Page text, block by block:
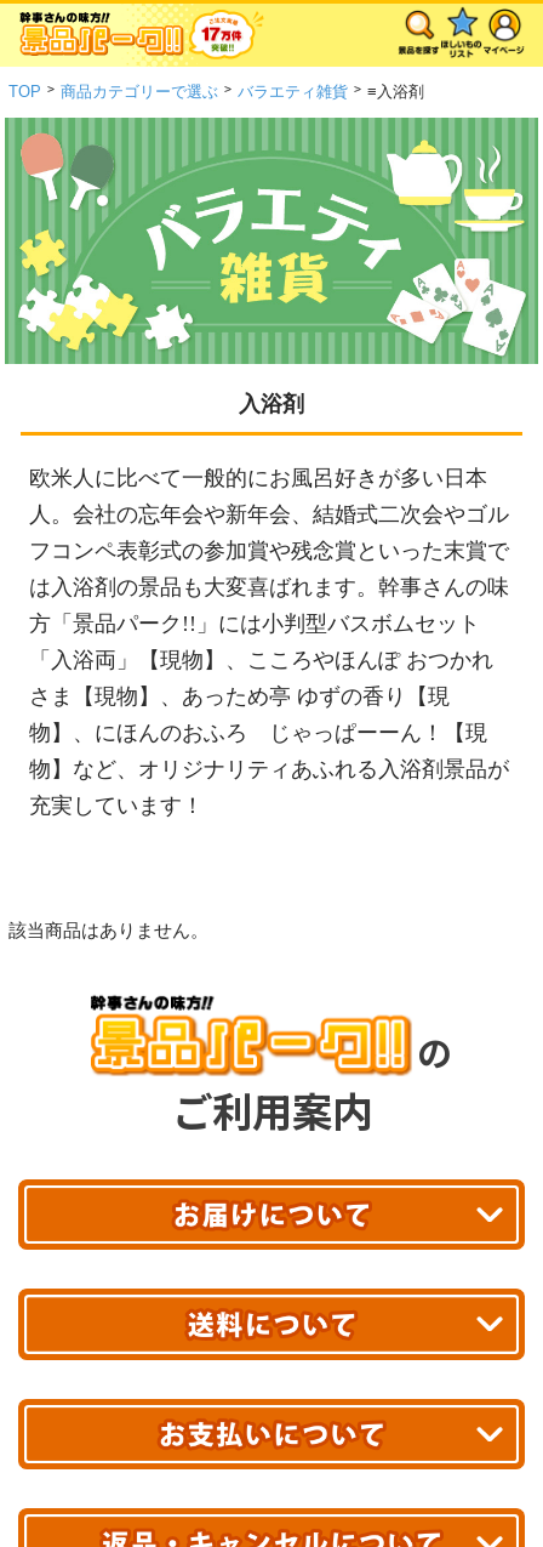
TOP > 商品カテゴリーで選ぶ > バラエティ雑貨 > ≡入浴剤
入浴剤
欧米人に比べて一般的にお風呂好きが多い日本
人。会社の忘年会や新年会、結婚式二次会やゴル
フコンペ表彰式の参加賞や残念賞といった末賞で
は入浴剤の景品も大変喜ばれます。幹事さんの味
方「景品パーク!!」には小判型バスボムセット
「入浴両」【現物】、こころやほんぽ おつかれ
さま【現物】、あっため亭 ゆずの香り【現
物】、にほんのおふろ じゃっぱーーん！【現
物】など、オリジナリティあふれる入浴剤景品が
充実しています！
該当商品はありません。
の
ご利用案内
最短翌日お届け!
あす着エリアが対象です。
エリアやお届け日の確認はこちら▶
※ 配送業者による配送遅延が生じる可能性がございます。
※ 沖縄・離島はお届けできません。
送料無料!
10,000円未満 全国一律1,100円(税込)
配送業者
クレジットカード